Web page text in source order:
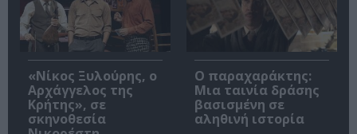
«Νίκος Ξυλούρης, ο
Αρχάγγελος της
Κρήτης», σε
σκηνοθεσία
Ο παραχαράκτης:
Μια ταινία δράσης
βασισμένη σε
αληθινή ιστορία